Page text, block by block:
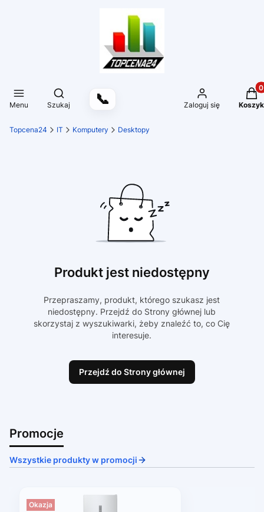
Menu
Otwórz wyszukiwarkę
Szukaj 📞 Zaloguj się Koszyk
Topcena24 IT Komputery Desktopy
Produkt jest niedostępny
Przepraszamy, produkt, którego szukasz jest
niedostępny. Przejdź do Strony głównej lub
skorzystaj z wyszukiwarki, żeby znaleźć to, co Cię
interesuje.
Przejdź do Strony głównej
Promocje
Wszystkie produkty w promocji
Okazja